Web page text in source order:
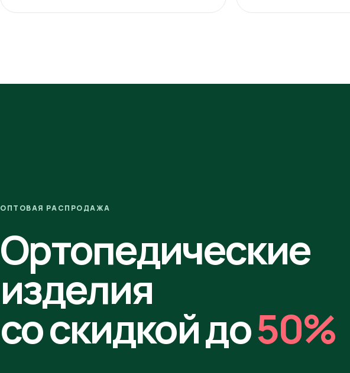
ОПТОВАЯ РАСПРОДАЖА
Ортопедические
изделия
со скидкой до50%